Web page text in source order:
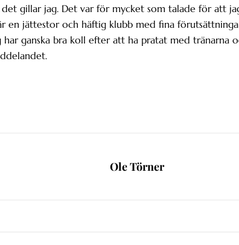
gillar jag. Det var för mycket som talade för att
en jättestor och häftig klubb med fina
har ganska bra koll efter att ha pratat med tränarna
Ole Törner